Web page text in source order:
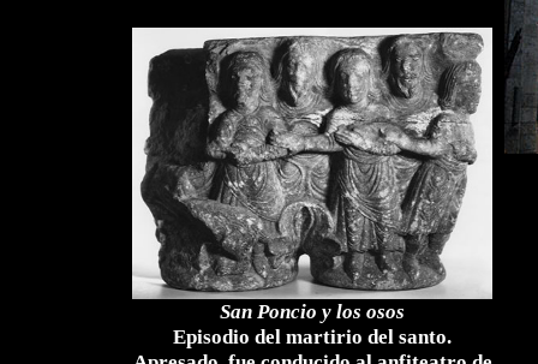
San Poncio y los osos
Episodio del martirio del santo.